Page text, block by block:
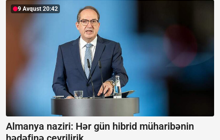
9 Avqust 20:42
Almanya naziri: Hər gün hibrid müharibənin